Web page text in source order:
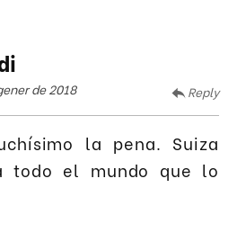
de 2018 Reply
la pena. Suiza
todo el mundo que lo